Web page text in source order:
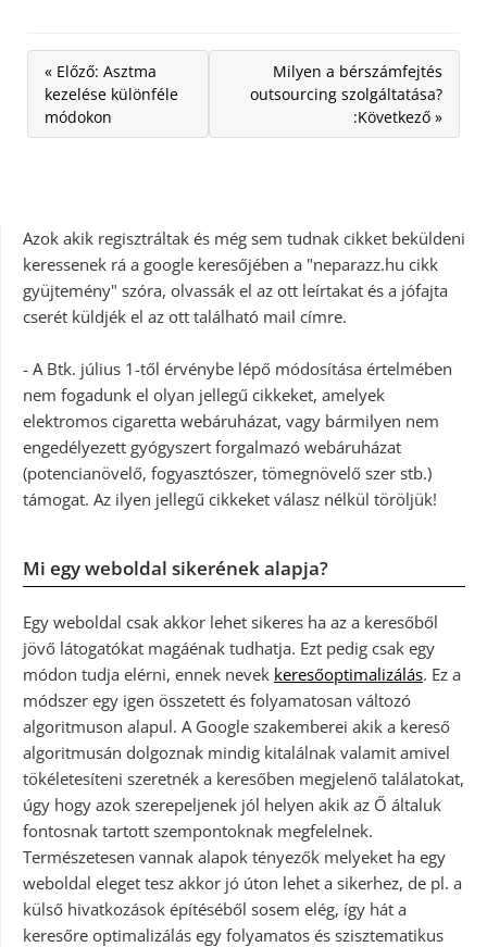
« Előző: Asztma
kezelése különféle
módokon
Milyen a bérszámfejtés
outsourcing szolgáltatása?
:Következő »
Azok akik regisztráltak és még sem tudnak cikket beküldeni
keressenek rá a google keresőjében a "neparazz.hu cikk
gyüjtemény" szóra, olvassák el az ott leírtakat és a jófajta
cserét küldjék el az ott található mail címre.
- A Btk. július 1-től érvénybe lépő módosítása értelmében
nem fogadunk el olyan jellegű cikkeket, amelyek
elektromos cigaretta webáruházat, vagy bármilyen nem
engedélyezett gyógyszert forgalmazó webáruházat
(potencianövelő, fogyasztószer, tömegnövelő szer stb.)
támogat. Az ilyen jellegű cikkeket válasz nélkül töröljük!
Mi egy weboldal sikerének alapja?
Egy weboldal csak akkor lehet sikeres ha az a keresőből
jövő látogatókat magáénak tudhatja. Ezt pedig csak egy
módon tudja elérni, ennek nevek keresőoptimalizálás. Ez a
módszer egy igen összetett és folyamatosan változó
algoritmuson alapul. A Google szakemberei akik a kereső
algoritmusán dolgoznak mindig kitalálnak valamit amivel
tökéletesíteni szeretnék a keresőben megjelenő találatokat,
úgy hogy azok szerepeljenek jól helyen akik az Ő általuk
fontosnak tartott szempontoknak megfelelnek.
Természetesen vannak alapok tényezők melyeket ha egy
weboldal eleget tesz akkor jó úton lehet a sikerhez, de pl. a
külső hivatkozások építéséből sosem elég, így hát a
keresőre optimalizálás egy folyamatos és szisztematikus